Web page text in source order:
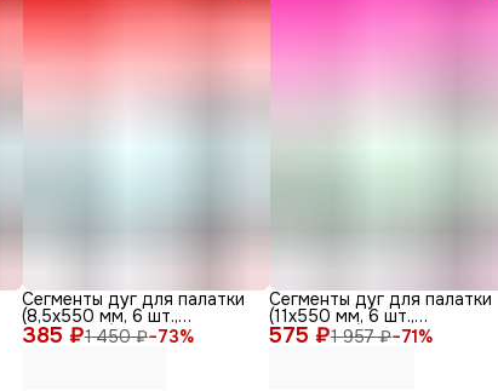
385 ₽1 450 ₽−73%
Сегменты дуг для палатки
(8,5х550 мм, 6 шт.,
фиберглас) 575 ₽1 957 ₽−71%
Сегменты дуг для палатки
(11х550 мм, 6 шт.,
фиберглас)